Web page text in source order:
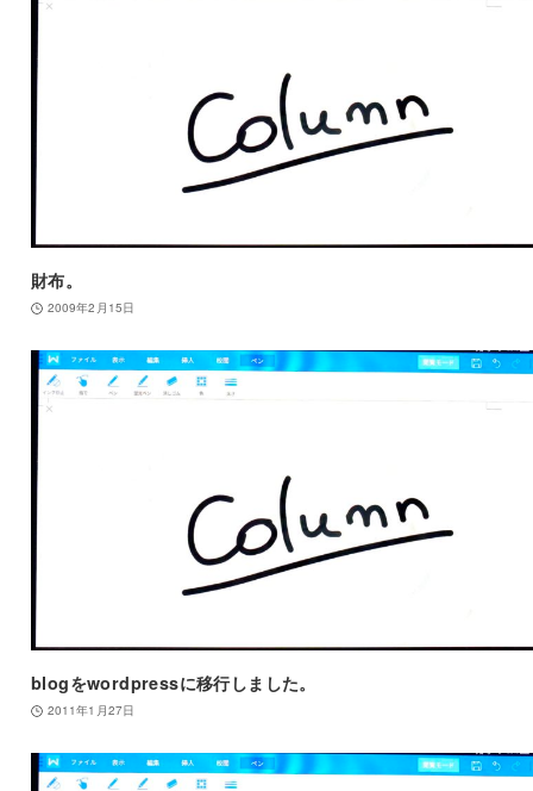
財布。
2009年2月15日
blogをwordpressに移行しました。
2011年1月27日